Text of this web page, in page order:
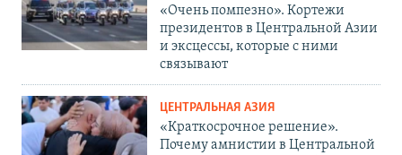
«Очень помпезно». Кортежи
президентов в Центральной Азии
и эксцессы, которые с ними
связывают
ЦЕНТРАЛЬНАЯ АЗИЯ
«Краткосрочное решение».
Почему амнистии в Центральной